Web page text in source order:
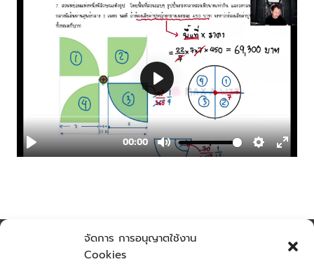
จัดการ การอนุญาตใช้งาน
Cookies